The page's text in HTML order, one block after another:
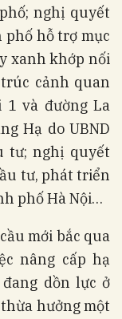
nghị quyết
phố hỗ trợ mục
xanh khớp nối
cảnh quan
1 và đường La
Hạ do UBND
tư; nghị quyết
tư, phát triển
phố Hà Nội…
mới bắc qua
nâng cấp hạ
dồn lực ở
hưởng một